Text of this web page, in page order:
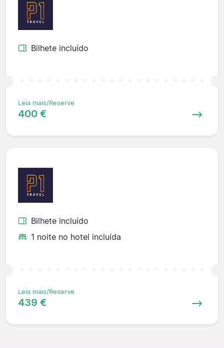
Bilhete incluído
Leia mais/Reserve
400 €
Bilhete incluído
1 noite no hotel incluída
Leia mais/Reserve
439 €